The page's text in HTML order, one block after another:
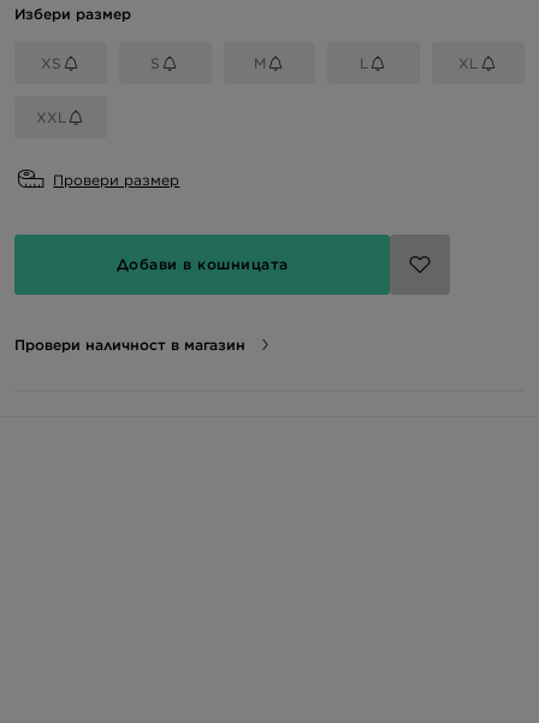
Избери размер
XS S M L XL
XXL
Провери размер
Добави в кошницата
Провери наличност в магазин